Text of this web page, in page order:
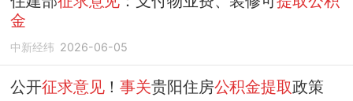
金
中新经纬 2026-06-05
公开征求意见！事关贵阳住房公积金提取政策